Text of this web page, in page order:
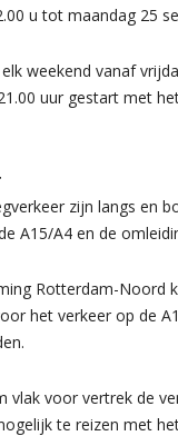
u tot maandag 25
weekend vanaf
uur gestart met
zijn langs en
A15/A4 en de
Rotterdam-Noord
het verkeer op de
vlak voor vertrek de
te reizen met